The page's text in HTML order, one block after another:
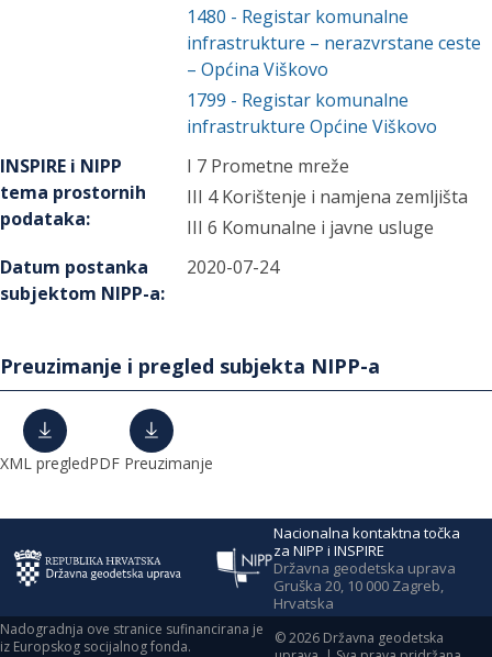
1480 - Registar komunalne
infrastrukture – nerazvrstane ceste
– Općina Viškovo
1799 - Registar komunalne
infrastrukture Općine Viškovo
INSPIRE i NIPP
tema prostornih
podataka:
I 7 Prometne mreže
III 4 Korištenje i namjena zemljišta
III 6 Komunalne i javne usluge
Datum postanka
subjektom NIPP-a:
2020-07-24
Preuzimanje i pregled subjekta NIPP-a
XML pregledPDF Preuzimanje
Nacionalna kontaktna točka
za NIPP i INSPIRE
Državna geodetska uprava
Gruška 20, 10 000 Zagreb,
Hrvatska
Nadogradnja ove stranice sufinancirana je
iz Europskog socijalnog fonda.
©2026 Državna geodetska